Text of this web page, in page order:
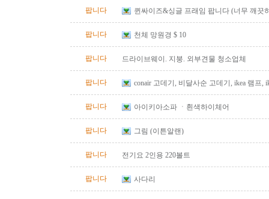
팝니다
퀸싸이즈&싱글 프래임 팝니다 (너무 깨끗
팝니다
천체 망원경 $ 10
팝니다 드라이브웨이. 지붕. 외부견물 청소업체
팝니다
conair 고데기, 비달사순 고데기, ikea 램프,
팝니다
아이키아소파 ㆍ흰색하이체어
팝니다 그림 (이튼알랜)
팝니다 전기요 2인용 220볼트
팝니다 사다리